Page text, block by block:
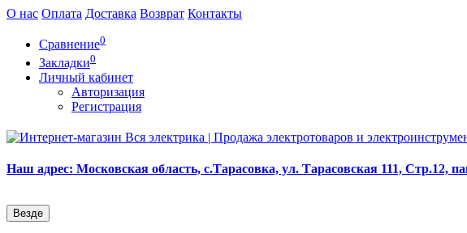
О нас Оплата Доставка Возврат Контакты
Сравнение0
Закладки0
Личный кабинет
Авторизация
Регистрация
Наш адрес: Московская область, с.Тарасовка, ул. Тарасовская 111, Стр.12,
Везде